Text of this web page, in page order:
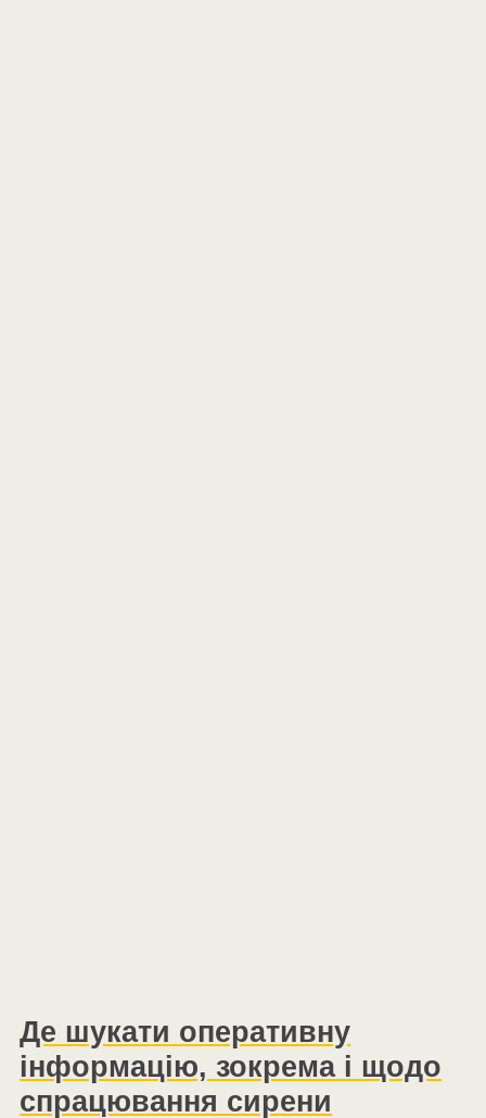
Де шукати оперативну
інформацію, зокрема і щодо
спрацювання сирени